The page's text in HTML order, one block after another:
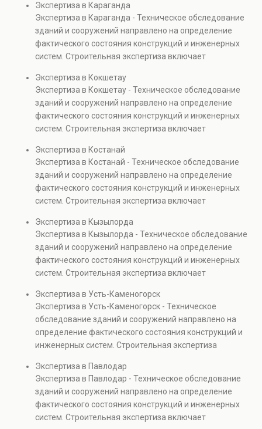
элементов и оценку эксплуатационной безопасности.
Услуга востребована при покупке недвижимости,
капитальном ремонте и реконструкции объектов, а
также при судебных разбирательствах и технических
проверках.
Экспертиза в Караганда
Экспертиза в Караганда - Техническое обследование
зданий и сооружений направлено на определение
фактического состояния конструкций и инженерных
систем. Строительная экспертиза включает
элементов и оценку эксплуатационной безопасности.
Услуга востребована при покупке недвижимости,
капитальном ремонте и реконструкции объектов, а
также при судебных разбирательствах и технических
проверках.
Экспертиза в Кокшетау
Экспертиза в Кокшетау - Техническое обследование
зданий и сооружений направлено на определение
фактического состояния конструкций и инженерных
систем. Строительная экспертиза включает
элементов и оценку эксплуатационной безопасности.
Услуга востребована при покупке недвижимости,
капитальном ремонте и реконструкции объектов, а
также при судебных разбирательствах и технических
проверках.
Экспертиза в Костанай
Экспертиза в Костанай - Техническое обследование
зданий и сооружений направлено на определение
фактического состояния конструкций и инженерных
систем. Строительная экспертиза включает
элементов и оценку эксплуатационной безопасности.
Услуга востребована при покупке недвижимости,
капитальном ремонте и реконструкции объектов, а
также при судебных разбирательствах и технических
проверках.
Экспертиза в Кызылорда
Экспертиза в Кызылорда - Техническое обследование
зданий и сооружений направлено на определение
фактического состояния конструкций и инженерных
систем. Строительная экспертиза включает
элементов и оценку эксплуатационной безопасности.
Услуга востребована при покупке недвижимости,
капитальном ремонте и реконструкции объектов, а
также при судебных разбирательствах и технических
проверках.
Экспертиза в Усть-Каменогорск
Экспертиза в Усть-Каменогорск - Техническое
обследование зданий и сооружений направлено на
определение фактического состояния конструкций и
инженерных систем. Строительная экспертиза
прочности элементов и оценку эксплуатационной
безопасности. Услуга востребована при покупке
недвижимости, капитальном ремонте и реконструкции
объектов, а также при судебных разбирательствах и
технических проверках.
Экспертиза в Павлодар
Экспертиза в Павлодар - Техническое обследование
зданий и сооружений направлено на определение
фактического состояния конструкций и инженерных
систем. Строительная экспертиза включает